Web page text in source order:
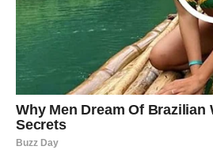
Posao i novac –
originalnost postaje
Mart donosi priliku da se istakneš.
tvoj pristup – sada postaje